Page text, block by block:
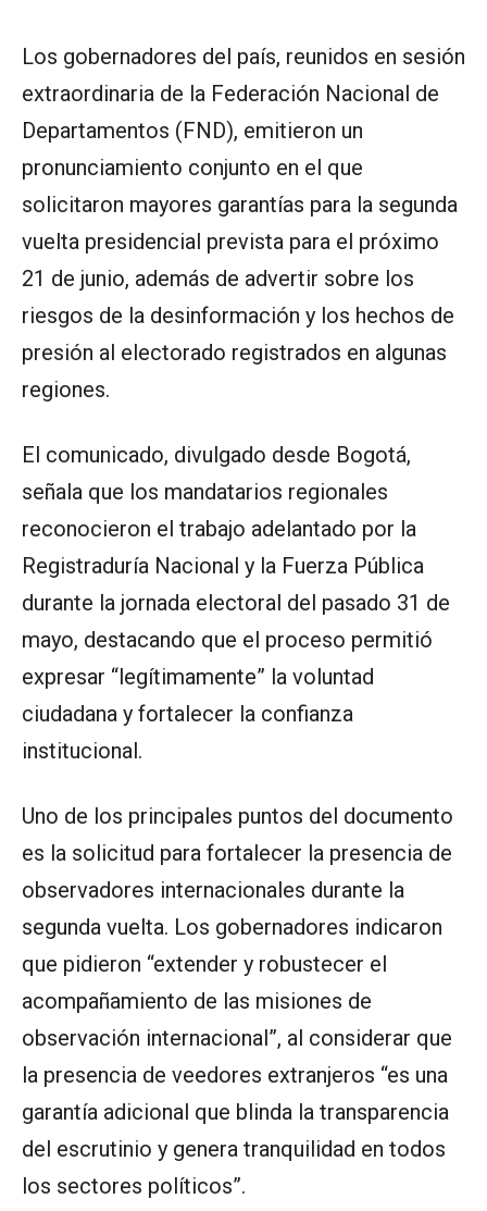
Los gobernadores del país, reunidos en sesión
extraordinaria de la Federación Nacional de
Departamentos (FND), emitieron un
pronunciamiento conjunto en el que
solicitaron mayores garantías para la segunda
vuelta presidencial prevista para el próximo
21 de junio, además de advertir sobre los
riesgos de la desinformación y los hechos de
presión al electorado registrados en algunas
regiones.
El comunicado, divulgado desde Bogotá,
señala que los mandatarios regionales
reconocieron el trabajo adelantado por la
Registraduría Nacional y la Fuerza Pública
durante la jornada electoral del pasado 31 de
mayo, destacando que el proceso permitió
expresar “legítimamente” la voluntad
ciudadana y fortalecer la confianza
institucional.
Uno de los principales puntos del documento
es la solicitud para fortalecer la presencia de
observadores internacionales durante la
segunda vuelta. Los gobernadores indicaron
que pidieron “extender y robustecer el
acompañamiento de las misiones de
observación internacional”, al considerar que
la presencia de veedores extranjeros “es una
garantía adicional que blinda la transparencia
del escrutinio y genera tranquilidad en todos
los sectores políticos”.